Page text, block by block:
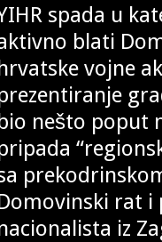
spada u
blati
vojne
nešto poput
rat i
iz